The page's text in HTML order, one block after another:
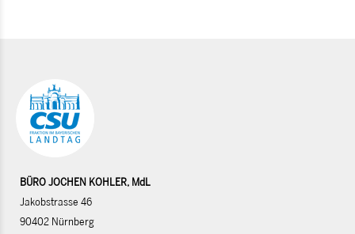
BÜRO JOCHEN KOHLER, MdL
Jakobstrasse 46
90402 Nürnberg